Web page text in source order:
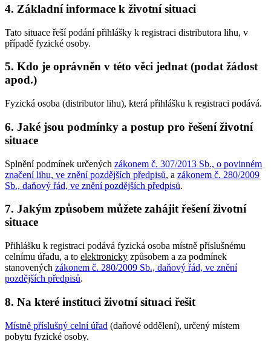
4. Základní informace k životní situaci
Tato situace řeší podání přihlášky k registraci distributora lihu, v
případě fyzické osoby.
5. Kdo je oprávněn v této věci jednat (podat žádost
apod.)
Fyzická osoba (distributor lihu), která přihlášku k registraci podává.
6. Jaké jsou podmínky a postup pro řešení životní
situace
Splnění podmínek určených zákonem č. 307/2013 Sb., o povinném
značení lihu, ve znění pozdějších předpisů, a zákonem č. 280/2009
Sb., daňový řád, ve znění pozdějších předpisů.
7. Jakým způsobem můžete zahájit řešení životní
situace
Přihlášku k registraci podává fyzická osoba místně příslušnému
celnímu úřadu, a to elektronicky způsobem a za podmínek
stanovených zákonem č. 280/2009 Sb., daňový řád, ve znění
pozdějších předpisů.
8. Na které instituci životní situaci řešit
Místně příslušný celní úřad (daňové oddělení), určený místem
pobytu fyzické osoby.